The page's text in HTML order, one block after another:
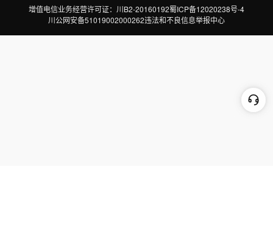
增值电信业务经营许可证：川B2-20160192蜀ICP备12020238号-4
川公网安备51019002000262违法和不良信息举报中心